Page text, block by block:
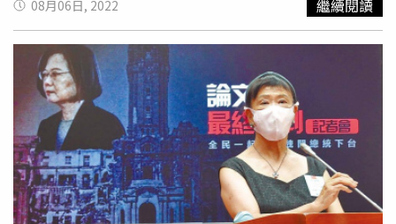
是新加坡的瓦山塔主基金有限公司，一是香港的寶塔街有限
公司，兩家基金管理人管理資產合計超過30億美元；瓦山塔
主基金隸屬新加坡TIH Limited旗下TIHIM管理，在台灣投資
過康師傅、東森國際、徐福記等。寶塔街是Argyle Street
Management Limited管理的資金資產之一，旗下的基金投
資包括香港上市的麗新發展、中華汽車；新加坡上市的印尼
力寶家族OUE Limited與印尼三林家族合作發展澳洲煤礦
等。可成日前也以近1000字的聲明，大動作反擊這二家外
資股東所提出的質疑，提及「惡意誹謗，公司將保留法律追
訴權……」，Allen Wang回應說，「股東正面與善意立場提
片，並寫出身分為「文化人、運動員」，且註明和她自己的
經紀公司「株式會社omusubi」共同業務。媒體也詢問該經
紀公司，證實福原愛從五月開始和他們合作，成為她上電視
節目與接廣告的共同經紀窗口，而她也在六月開始連續登場
兩個外景節目，和合體竹內涼真、三宅健、高橋英樹等明
星。福原愛的新經紀公司，當中藝人還有女星北川景子的老
公。（圖／翻攝自福原愛臉書）而她的運動事業，則仍是青
森大學的客座副教授，與日本桌球職業聯賽T.LEAGUE男子
桌球隊「琉球Asteeda」的所屬公司的社外董事，以及日本
桌球協會的工作。
08月06日, 2022 繼續閱讀